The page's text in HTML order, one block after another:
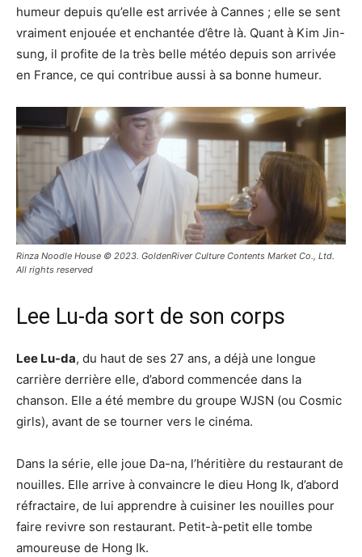
humeur depuis qu’elle est arrivée à Cannes ; elle se sent
vraiment enjouée et enchantée d’être là. Quant à Kim Jin-
sung, il profite de la très belle météo depuis son arrivée
en France, ce qui contribue aussi à sa bonne humeur.
Rinza Noodle House © 2023. GoldenRiver Culture Contents Market Co., Ltd.
All rights reserved
Lee Lu-da sort de son corps
Lee Lu-da, du haut de ses 27 ans, a déjà une longue
carrière derrière elle, d’abord commencée dans la
chanson. Elle a été membre du groupe WJSN (ou Cosmic
girls), avant de se tourner vers le cinéma.
Dans la série, elle joue Da-na, l’héritière du restaurant de
nouilles. Elle arrive à convaincre le dieu Hong Ik, d’abord
réfractaire, de lui apprendre à cuisiner les nouilles pour
faire revivre son restaurant. Petit-à-petit elle tombe
amoureuse de Hong Ik.